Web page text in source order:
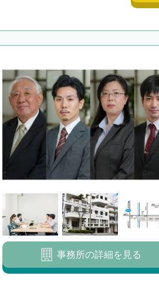
事務所の詳細を見る